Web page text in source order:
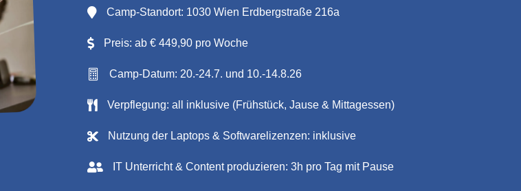
 Camp-Standort: 1030 Wien Erdbergstraße 216a
 Preis: ab € 449,90 pro Woche
 Camp-Datum: 20.-24.7. und 10.-14.8.26
 Verpflegung: all inklusive (Frühstück, Jause & Mittagessen)
 Nutzung der Laptops & Softwarelizenzen: inklusive
 IT Unterricht & Content produzieren: 3h pro Tag mit Pause